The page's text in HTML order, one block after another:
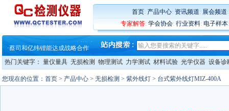
首页: 产品中心: 资讯频道: 展会频道
专家解答: 学会协会: 行业资料: 电子样本
蔡司软件 | 高效变形分析能
铸就AI服务器质量动脉 – 高
铸就AI服务器质量动脉 – 高
·ZEISS BOSELLO ADR 让内部缺
·蔡司和亿纬锂能达成战略合作
·大牌云集 买家升级 ——26
热门关键字： 量仪量具 无损检测 物理测试 力学测试 材料试验 光学仪器 设备诊
您现在的位置： 首页 > 产品中心 > 无损检测 > 紫外线灯 > 台式紫外线灯MIZ-400A